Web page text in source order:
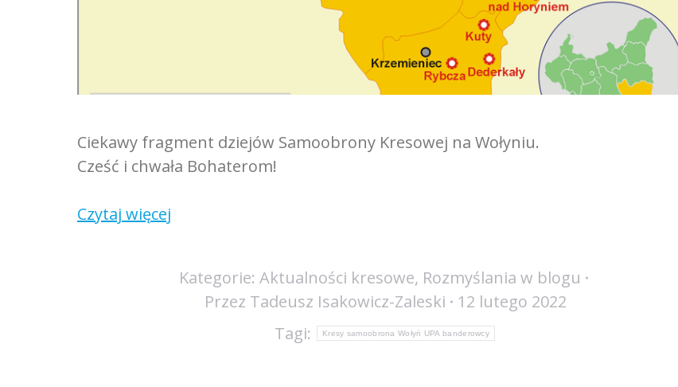
Ciekawy fragment dziejów Samoobrony Kresowej na Wołyniu.
Cześć i chwała Bohaterom!
Czytaj więcej
Kategorie: Aktualności kresowe, Rozmyślania w blogu
Przez Tadeusz Isakowicz-Zaleski
12 lutego 2022
Tagi:
Kresy samoobrona Wołyń UPA banderowcy